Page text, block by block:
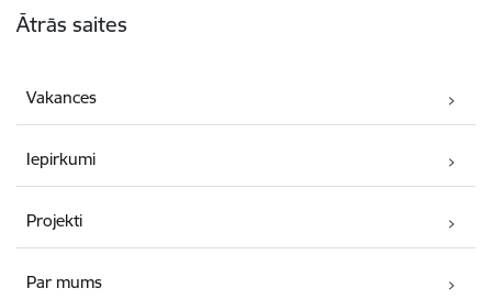
Ātrās saites
Vakances
Iepirkumi
Projekti
Par mums